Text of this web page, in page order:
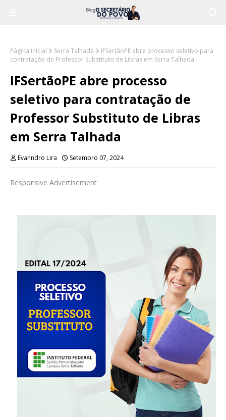
Página inicial Serra Talhada
IFSertãoPE abre processo seletivo para
contratação de Professor Substituto de Libras em Serra Talhada
IFSertãoPE abre processo
seletivo para contratação de
Professor Substituto de Libras
em Serra Talhada
Evanndro Lira Setembro 07, 2024
Responsive Advertisement